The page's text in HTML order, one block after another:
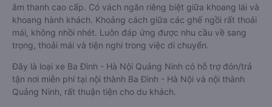
âm thanh cao cấp. Có vách ngăn riêng biệt giữa khoang lái và
khoang hành khách. Khoảng cách giữa các ghế ngồi rất thoải
mái, không nhồi nhét. Luôn đáp ứng được nhu cầu về sang
trọng, thoải mái và tiện nghi trong việc di chuyển.
Đây là loại xe Ba Đình - Hà Nội Quảng Ninh có hỗ trợ đón/trả
tận nơi miễn phí tại nội thành Ba Đình - Hà Nội và nội thành
Quảng Ninh, rất thuận tiện cho du khách.